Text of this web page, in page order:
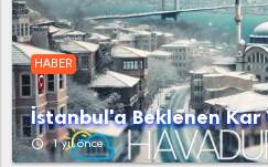
Orhaneli Orhangazi
HABER
İstanbul'a Beklenen Kar
access_time 1 yıl önce